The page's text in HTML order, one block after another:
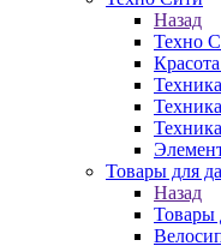
Назад
Техно
Товары для
Назад
Товары